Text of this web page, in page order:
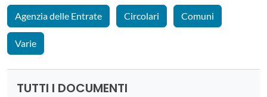
Agenzia delle Entrate Circolari Comuni
Varie
TUTTI I DOCUMENTI